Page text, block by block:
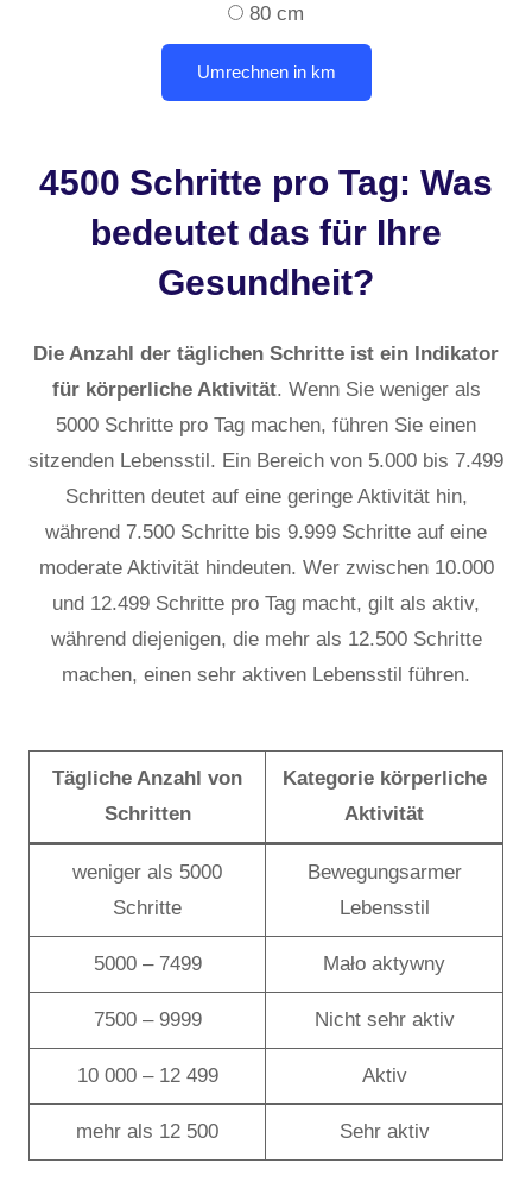
80 cm
4500 Schritte pro Tag: Was
bedeutet das für Ihre
Gesundheit?
Die Anzahl der täglichen Schritte ist ein Indikator
für körperliche Aktivität. Wenn Sie weniger als
5000 Schritte pro Tag machen, führen Sie einen
sitzenden Lebensstil. Ein Bereich von 5.000 bis 7.499
Schritten deutet auf eine geringe Aktivität hin,
während 7.500 Schritte bis 9.999 Schritte auf eine
moderate Aktivität hindeuten. Wer zwischen 10.000
und 12.499 Schritte pro Tag macht, gilt als aktiv,
während diejenigen, die mehr als 12.500 Schritte
machen, einen sehr aktiven Lebensstil führen.
Tägliche Anzahl von
Schritten
Kategorie körperliche
Aktivität
weniger als 5000
Schritte
Bewegungsarmer
Lebensstil
5000 – 7499 Mało aktywny
7500 – 9999 Nicht sehr aktiv
10 000 – 12 499 Aktiv
mehr als 12 500 Sehr aktiv